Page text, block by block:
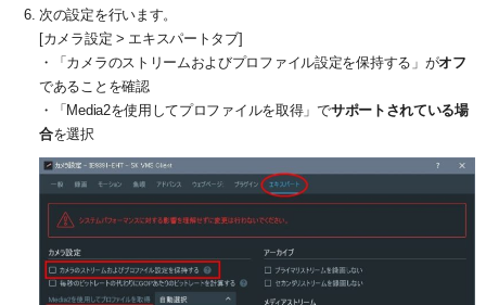
次の設定を行います。
[カメラ設定 > エキスパートタブ]
・「カメラのストリームおよびプロファイル設定を保持する」がオフ
であることを確認
・「Media2を使用してプロファイルを取得」でサポートされている場
合を選択